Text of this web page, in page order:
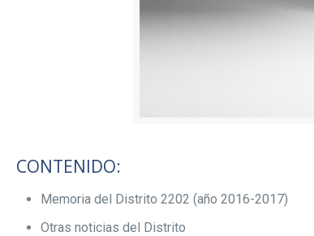
CONTENIDO:
Memoria del Distrito 2202 (año 2016-2017)
Otras noticias del Distrito